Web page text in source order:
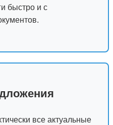
быстро и с
все актуальные